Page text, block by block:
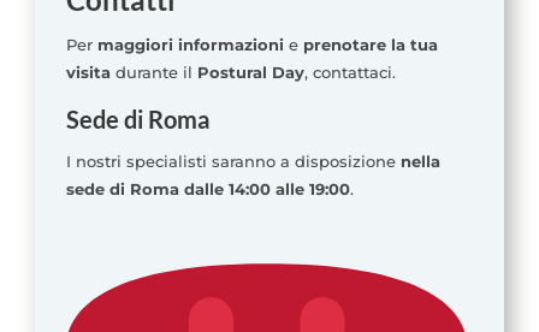
Per maggiori informazioni e prenotare la tua
visita durante il Postural Day, contattaci.
Sede di Roma
I nostri specialisti saranno a disposizione nella
sede di Roma dalle 14:00 alle 19:00.